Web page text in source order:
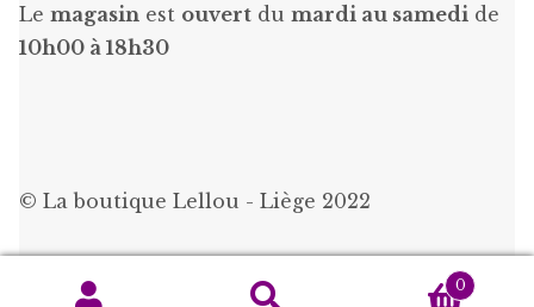
Le magasin est ouvert du mardi au samedi de
10h00 à 18h30
© La boutique Lellou - Liège 2022
0